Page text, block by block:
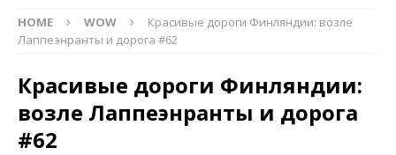
HOME WOW
Красивые дороги Финляндии: возле
Лаппеэнранты и дорога #62
Красивые дороги Финляндии:
возле Лаппеэнранты и дорога
#62